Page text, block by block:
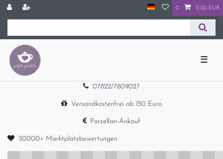
0 0,00 EUR
☰
07822/7809027
Versandkostenfrei ab 150 Euro
Porzellan-Ankauf
50000+ Marktplatzbewertungen